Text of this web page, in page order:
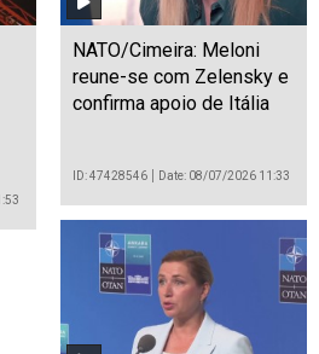
NATO/Cimeira: Meloni
reune-se com Zelensky e
confirma apoio de Itália
ID: 47428546 Date: 08/07/2026 11:33